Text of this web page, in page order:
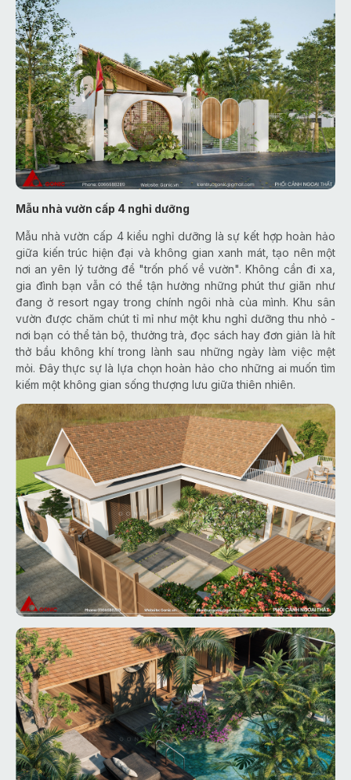
Mẫu nhà vườn cấp 4 nghỉ dưỡng
Mẫu nhà vườn cấp 4 kiểu nghỉ dưỡng là sự kết hợp hoàn hảo
giữa kiến trúc hiện đại và không gian xanh mát, tạo nên một
nơi an yên lý tưởng để "trốn phố về vườn". Không cần đi xa,
gia đình bạn vẫn có thể tận hưởng những phút thư giãn như
đang ở resort ngay trong chính ngôi nhà của mình. Khu sân
vườn được chăm chút tỉ mỉ như một khu nghỉ dưỡng thu nhỏ -
nơi bạn có thể tản bộ, thưởng trà, đọc sách hay đơn giản là hít
thở bầu không khí trong lành sau những ngày làm việc mệt
mỏi. Đây thực sự là lựa chọn hoàn hảo cho những ai muốn tìm
kiếm một không gian sống thượng lưu giữa thiên nhiên.